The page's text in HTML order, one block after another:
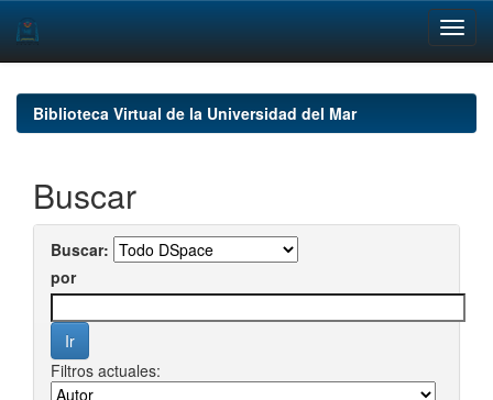
navigationBiblioteca Virtual de la Universidad del Mar
Buscar
Buscar:
por
Filtros actuales: